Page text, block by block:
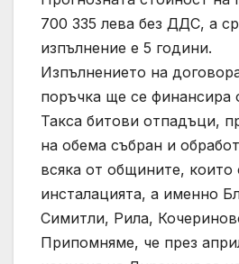
700 335 лева без ДДС, а
изпълнение е 5 години.
Изпълнението на
поръчка ще се финансира
Такса битови отпадъци,
на обема събран и
всяка от общините, които
инсталацията, а именно
Симитли, Рила,
Припомняме, че през